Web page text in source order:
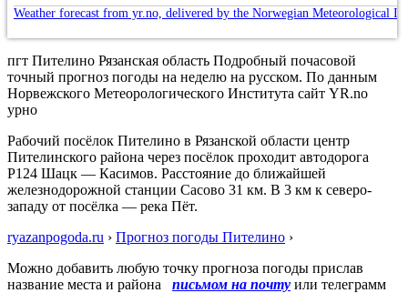
Weather forecast from yr.no, delivered by the Norwegian Meteorological
пгт Пителино Рязанская область Подробный почасовой
точный прогноз погоды на неделю на русском. По данным
Норвежского Метеорологического Института сайт YR.no
урно
Рабочий посёлок Пителино в Рязанской области центр
Пителинского района через посёлок проходит автодорога
Р124 Шацк — Касимов. Расстояние до ближайшей
железнодорожной станции Сасово 31 км. В 3 км к северо-
западу от посёлка — река Пёт.
ryazanpogoda.ru › Прогноз погоды Пителино ›
Можно добавить любую точку прогноза погоды прислав
название места и района
письмом на почту или телеграмм